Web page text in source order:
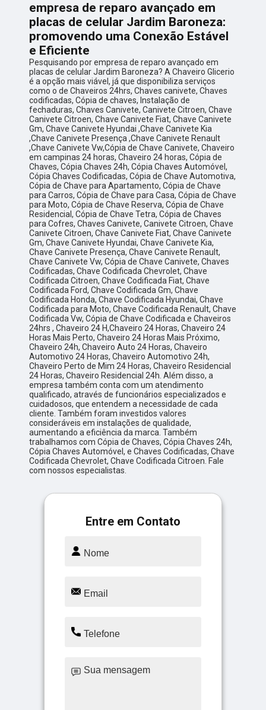
empresa de reparo avançado em
placas de celular Jardim Baroneza:
promovendo uma Conexão Estável
e Eficiente
Pesquisando por empresa de reparo avançado em
placas de celular Jardim Baroneza? A Chaveiro Glicerio
é a opção mais viável, já que disponibiliza serviços
como o de Chaveiros 24hrs, Chaves canivete, Chaves
codificadas, Cópia de chaves, Instalação de
fechaduras, Chaves Canivete, Canivete Citroen, Chave
Canivete Citroen, Chave Canivete Fiat, Chave Canivete
Gm, Chave Canivete Hyundai ,Chave Canivete Kia
,Chave Canivete Presença ,Chave Canivete Renault
,Chave Canivete Vw,Cópia de Chave Canivete, Chaveiro
em campinas 24 horas, Chaveiro 24 horas, Cópia de
Chaves, Cópia Chaves 24h, Cópia Chaves Automóvel,
Cópia Chaves Codificadas, Cópia de Chave Automotiva,
Cópia de Chave para Apartamento, Cópia de Chave
para Carros, Cópia de Chave para Casa, Cópia de Chave
para Moto, Cópia de Chave Reserva, Cópia de Chave
Residencial, Cópia de Chave Tetra, Cópia de Chaves
para Cofres, Chaves Canivete, Canivete Citroen, Chave
Canivete Citroen, Chave Canivete Fiat, Chave Canivete
Gm, Chave Canivete Hyundai, Chave Canivete Kia,
Chave Canivete Presença, Chave Canivete Renault,
Chave Canivete Vw, Cópia de Chave Canivete, Chaves
Codificadas, Chave Codificada Chevrolet, Chave
Codificada Citroen, Chave Codificada Fiat, Chave
Codificada Ford, Chave Codificada Gm, Chave
Codificada Honda, Chave Codificada Hyundai, Chave
Codificada para Moto, Chave Codificada Renault, Chave
Codificada Vw, Cópia de Chave Codificada e Chaveiros
24hrs , Chaveiro 24 H,Chaveiro 24 Horas, Chaveiro 24
Horas Mais Perto, Chaveiro 24 Horas Mais Próximo,
Chaveiro 24h, Chaveiro Auto 24 Horas, Chaveiro
Automotivo 24 Horas, Chaveiro Automotivo 24h,
Chaveiro Perto de Mim 24 Horas, Chaveiro Residencial
24 Horas, Chaveiro Residencial 24h. Além disso, a
empresa também conta com um atendimento
qualificado, através de funcionários especializados e
cuidadosos, que entendem a necessidade de cada
cliente. Também foram investidos valores
consideráveis em instalações de qualidade,
aumentando a eficiência da marca. Também
trabalhamos com Cópia de Chaves, Cópia Chaves 24h,
Cópia Chaves Automóvel, e Chaves Codificadas, Chave
Codificada Chevrolet, Chave Codificada Citroen. Fale
com nossos especialistas.
Entre em Contato